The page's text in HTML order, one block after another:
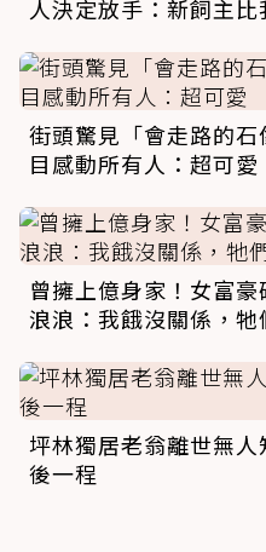
人決定放手：新飼主比
街頭驚見「會走路的
目感動所有人：超可愛
曾擁上億身家！女富
浪浪：我餓沒關係，牠
坪林獨居老翁離世無
後一程